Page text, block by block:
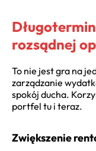
rozsądnej
To nie jest gra na
zarządzanie
spokój ducha.
portfel tu i teraz.
Zwiększenie